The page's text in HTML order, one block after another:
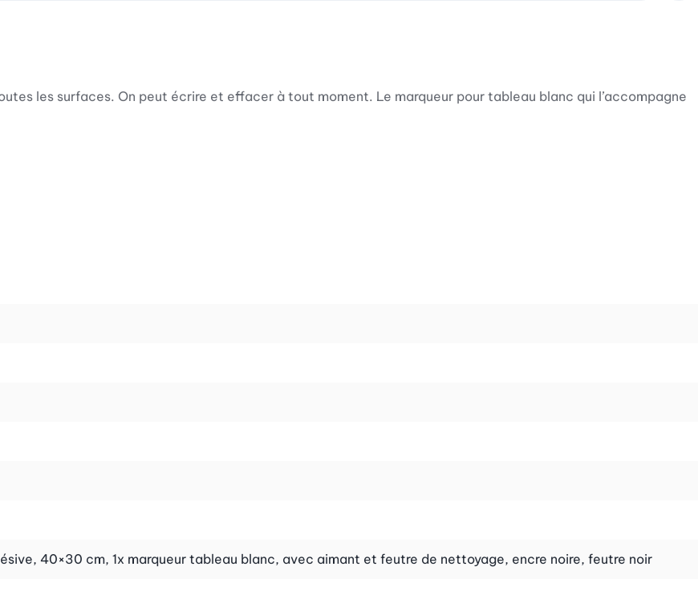
les surfaces. On peut écrire et effacer à tout moment. Le marqueur pour tableau blanc qui l’accompagne
40×30 cm, 1x marqueur tableau blanc, avec aimant et feutre de nettoyage, encre noire, feutre noir